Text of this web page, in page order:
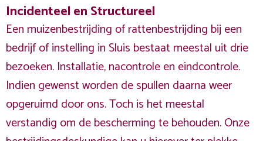
Incidenteel en Structureel
Een muizenbestrijding of rattenbestrijding bij een
bedrijf of instelling in Sluis bestaat meestal uit drie
bezoeken. Installatie, nacontrole en eindcontrole.
Indien gewenst worden de spullen daarna weer
opgeruimd door ons. Toch is het meestal
verstandig om de bescherming te behouden. Onze